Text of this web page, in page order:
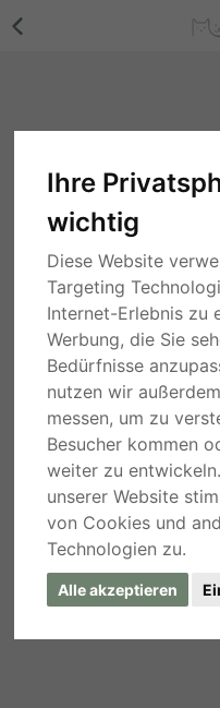
Ihre
wichtig
Diese Website
Targeting
Internet-Erlebnis zu
Werbung, die Sie
Bedürfnisse
nutzen wir
messen, um zu
Besucher kommen
weiter zu
unserer Website
von Cookies und
Technologien zu.
Alle akzeptieren